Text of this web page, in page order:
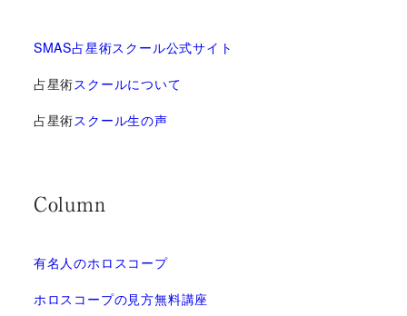
SMAS占星術スクール公式サイト
占星術スクールについて
占星術スクール生の声
Column
有名人のホロスコープ
ホロスコープの見方無料講座